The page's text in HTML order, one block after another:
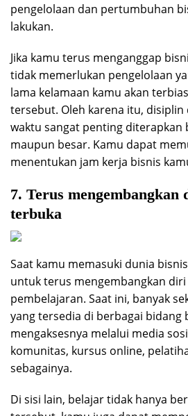
pengelolaan dan pertumbuhan
lakukan.
Jika kamu terus menganggap
tidak memerlukan pengelolaan
lama kelamaan kamu akan
tersebut. Oleh karena itu, disiplin
waktu sangat penting diterapkan
maupun besar. Kamu dapat
menentukan jam kerja bisnis
7. Terus
terbuka
Saat kamu memasuki dunia
untuk terus mengembangkan
pembelajaran. Saat ini, banyak
yang tersedia di berbagai bidang
mengaksesnya melalui media
komunitas, kursus online,
sebagainya.
Di sisi lain, belajar tidak hanya